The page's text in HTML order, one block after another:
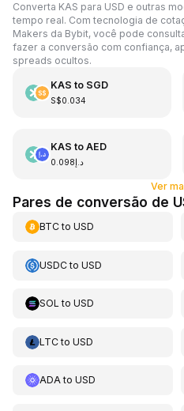
Converta KAS para USD e outras
tempo real. Com tecnologia de
Makers da Bybit, você pode
fazer a conversão com confiança,
spreads ocultos.
KAS to SGD
S$0.034
KAS to AED
د.إ0.098
Ver
Pares de conversão de
BTCto USD
USDCto USD
SOL to USD
LTCto USD
ADAto USD